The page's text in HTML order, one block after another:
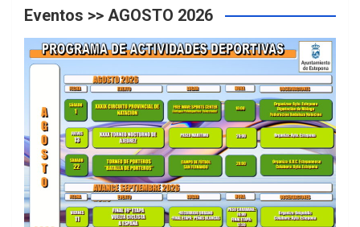
Eventos >> AGOSTO 2026